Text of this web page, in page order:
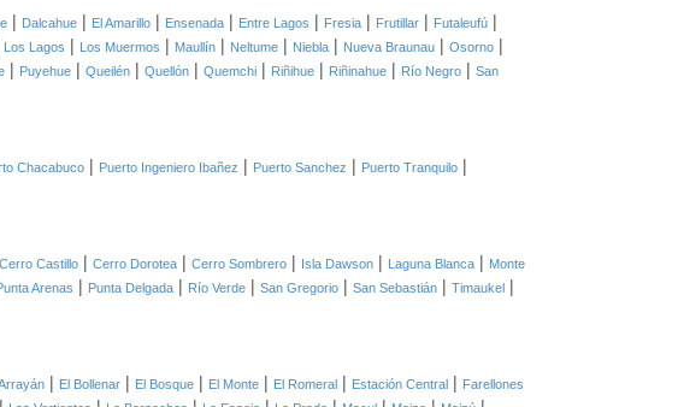
| Dalcahue | El Amarillo | Ensenada | Entre Lagos | Fresia | Frutillar | Futaleufú |
Los Lagos | Los Muermos | Maullín | Neltume | Niebla | Nueva Braunau | Osorno |
| Puyehue | Queilén | Quellón | Quemchi | Riñihue | Riñinahue | Río Negro | San
Chacabuco | Puerto Ingeniero Ibañez | Puerto Sanchez | Puerto Tranquilo |
Cerro Castillo | Cerro Dorotea | Cerro Sombrero | Isla Dawson | Laguna Blanca | Monte
Arenas | Punta Delgada | Río Verde | San Gregorio | San Sebastián | Timaukel |
| El Bollenar | El Bosque | El Monte | El Romeral | Estación Central | Farellones